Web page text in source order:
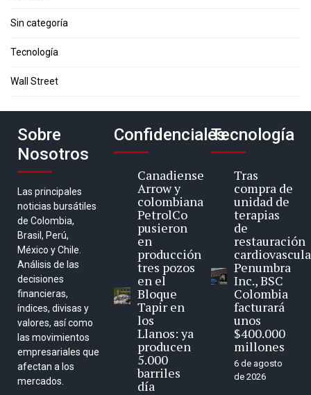
Sin categoría
Tecnología
Wall Street
Sobre
Nosotros
Las principales
noticias bursátiles
de Colombia,
Brasil, Perú,
México y Chile.
Análisis de las
decisiones
financieras,
índices, divisas y
valores, así como
las movimientos
empresariales que
afectan a los
mercados.
Confidenciales
Canadiense
Arrow y
colombiana
PetrolCo
pusieron
en
producción
tres pozos
en el
Bloque
Tapir en
los
Llanos: ya
producen
5.000
barriles
día
Tecnología
Tras
compra de
unidad de
terapias
de
restauración
Penumbra
Inc., BSC
Colombia
facturará
unos
$400.000
millones
6 de agosto
de 2026